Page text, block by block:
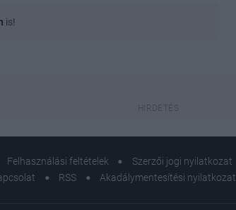
is!
Felhasználási feltételek Szerzői jogi nyilatkozat
RSS Akadálymentesítési nyilatkozat